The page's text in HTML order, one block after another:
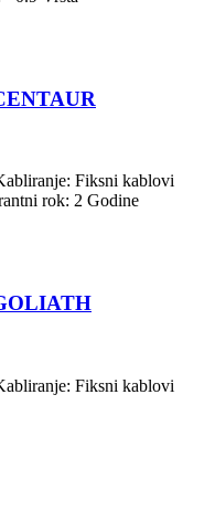
Fiksni kablovi
rok: 2 Godine
Fiksni kablovi